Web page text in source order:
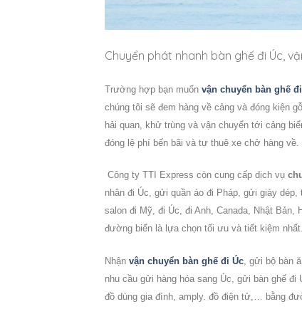
Chuyển phát nhanh bàn ghế đi Úc,
Trường hợp bạn muốn vận chuyển bàn ghế
chúng tôi sẽ đem hàng về cảng và đóng kiện
hải quan, khử trùng và vận chuyển tới cảng
đóng lệ phí bến bãi và tự thuê xe chở hàng về.
Công ty TTI Express còn cung cấp dịch vụ
nhân đi Úc, gửi quần áo đi Pháp, gửi giày
salon đi Mỹ, đi Úc, đi Anh, Canada, Nhật
đường biển là lựa chọn tối ưu và tiết kiệm nhất.
Nhận vận chuyển bàn ghế đi Úc, gửi bộ bàn
nhu cầu gửi hàng hóa sang Úc, gửi bàn ghế đi
đồ dùng gia đình, amply. đồ điện tử,… bằng